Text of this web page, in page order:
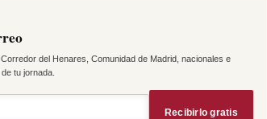
del Henares, Comunidad de Madrid, nacionales e
tu jornada.
Recibirlo gratis